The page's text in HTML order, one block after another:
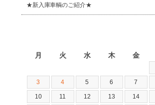
★新入庫車輌のご紹介★
月 火 水 木 金
3 4 5 6 7
10 11 12 13 14